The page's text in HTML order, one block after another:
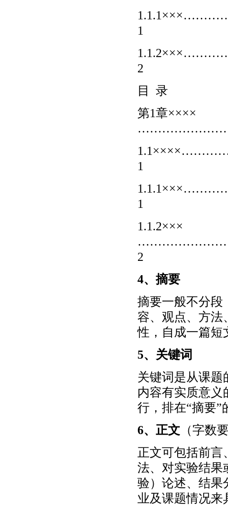
1
2
目 录
第1章××××
1
1
1.1.2×××
2
4、摘要
摘要一般不分段
容、观点、方法
性，自成一篇短
5、关键词
关键词是从课
内容有实质意义
行，排在“摘要”
6、正文 （字数
正文可包括前言
法、对实验结果
验）论述、结果
业及课题情况来